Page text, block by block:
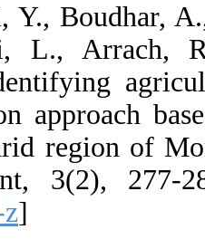
21. Lebrini,
Elmansouri,
(2019),"
classification
in a semi-arid
019-00106-z